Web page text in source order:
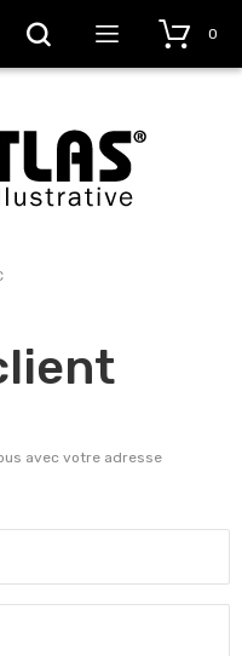
0
avec votre adresse